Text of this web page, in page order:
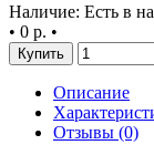
Наличие: Есть в
• 0 р. •
Купить
Описание
Отзывы (0)